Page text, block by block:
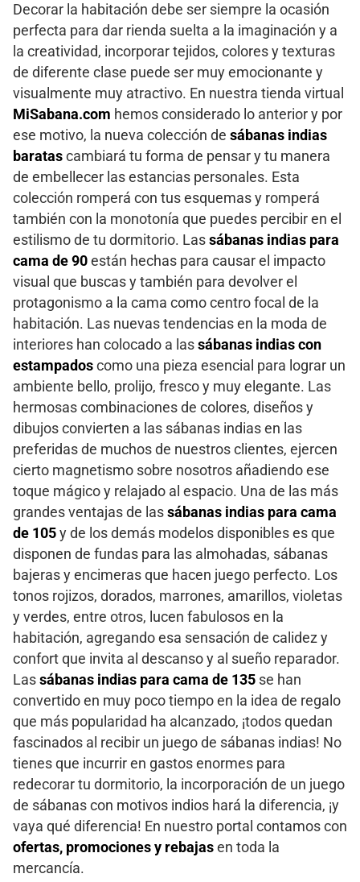
Decorar la habitación debe ser siempre la ocasión
perfecta para dar rienda suelta a la imaginación y a
la creatividad, incorporar tejidos, colores y texturas
de diferente clase puede ser muy emocionante y
visualmente muy atractivo. En nuestra tienda virtual
MiSabana.com hemos considerado lo anterior y por
ese motivo, la nueva colección de sábanas indias
baratas cambiará tu forma de pensar y tu manera
de embellecer las estancias personales. Esta
colección romperá con tus esquemas y romperá
también con la monotonía que puedes percibir en el
estilismo de tu dormitorio. Las sábanas indias para
cama de 90 están hechas para causar el impacto
visual que buscas y también para devolver el
protagonismo a la cama como centro focal de la
habitación. Las nuevas tendencias en la moda de
interiores han colocado a las sábanas indias con
estampados como una pieza esencial para lograr un
ambiente bello, prolijo, fresco y muy elegante. Las
hermosas combinaciones de colores, diseños y
dibujos convierten a las sábanas indias en las
preferidas de muchos de nuestros clientes, ejercen
cierto magnetismo sobre nosotros añadiendo ese
toque mágico y relajado al espacio. Una de las más
grandes ventajas de las sábanas indias para cama
de 105 y de los demás modelos disponibles es que
disponen de fundas para las almohadas, sábanas
bajeras y encimeras que hacen juego perfecto. Los
tonos rojizos, dorados, marrones, amarillos, violetas
y verdes, entre otros, lucen fabulosos en la
habitación, agregando esa sensación de calidez y
confort que invita al descanso y al sueño reparador.
Las sábanas indias para cama de 135 se han
convertido en muy poco tiempo en la idea de regalo
que más popularidad ha alcanzado, ¡todos quedan
fascinados al recibir un juego de sábanas indias! No
tienes que incurrir en gastos enormes para
redecorar tu dormitorio, la incorporación de un juego
de sábanas con motivos indios hará la diferencia, ¡y
vaya qué diferencia! En nuestro portal contamos con
ofertas, promociones y rebajas en toda la
mercancía.